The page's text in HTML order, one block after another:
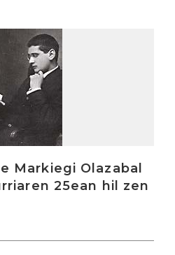
Markiegi Olazabal
25ean hil zen